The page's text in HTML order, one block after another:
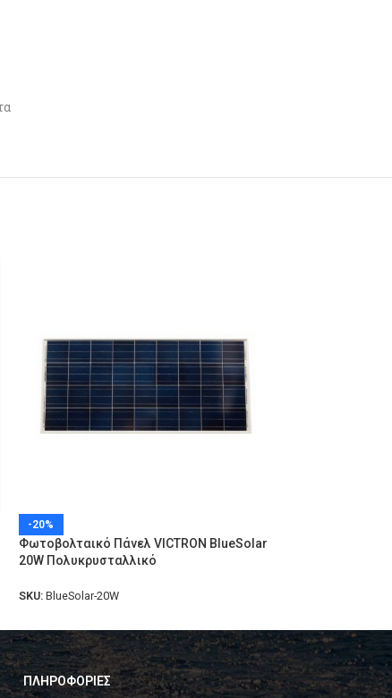
-20%
Φωτοβολταικό Πάνελ VICTRON BlueSolar
20W Πολυκρυσταλλικό
SKU: BlueSolar-20W
ΠΛΗΡΟΦΟΡΙΕΣ